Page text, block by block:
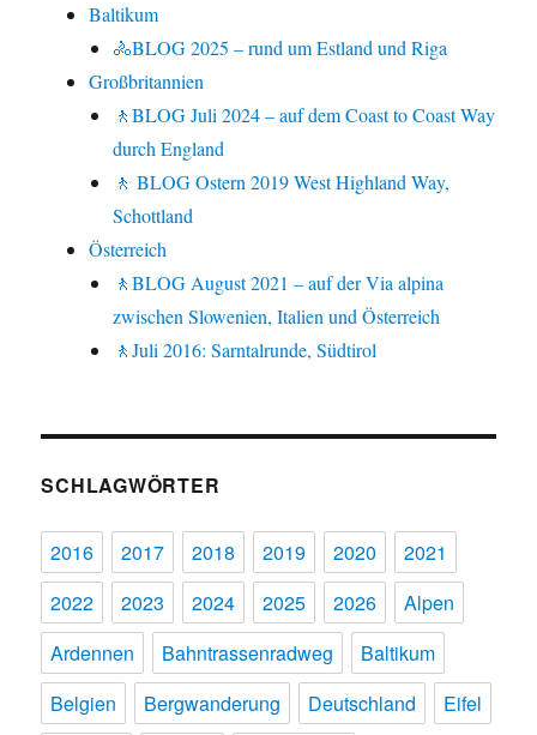
Baltikum
🚴BLOG 2025 – rund um Estland und Riga
Großbritannien
🚶BLOG Juli 2024 – auf dem Coast to Coast Way
durch England
🚶 BLOG Ostern 2019 West Highland Way,
Schottland
Österreich
🚶BLOG August 2021 – auf der Via alpina
zwischen Slowenien, Italien und Österreich
🚶Juli 2016: Sarntalrunde, Südtirol
SCHLAGWÖRTER
2016 2017 2018 2019 2020
2021
2022
2023 2024 2025 2026
Alpen
Ardennen
Bahntrassenradweg
Baltikum
Belgien
Bergwanderung Deutschland
Eifel